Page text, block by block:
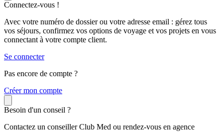
Connectez-vous !
Avec votre numéro de dossier ou votre adresse email : gérez tous
vos séjours, confirmez vos options de voyage et vos projets en vous
connectant à votre compte client.
Se connecter
Pas encore de compte ?
Créer mon compte
Besoin d'un conseil ?
Contactez un conseiller Club Med ou rendez-vous en agence